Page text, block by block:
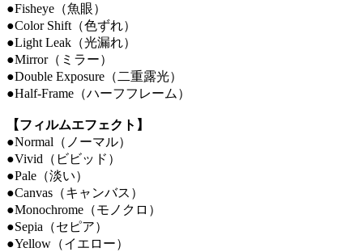
●Fisheye（魚眼）
●Color Shift（色ずれ）
●Light Leak（光漏れ）
●Mirror（ミラー）
●Double Exposure（二重露光）
●Half-Frame（ハーフフレーム）
【フィルムエフェクト】
●Normal（ノーマル）
●Vivid（ビビッド）
●Pale（淡い）
●Canvas（キャンバス）
●Monochrome（モノクロ）
●Sepia（セピア）
●Yellow（イエロー）